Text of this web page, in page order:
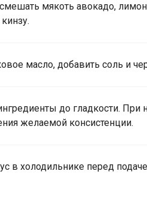
мякоть авокадо,
масло, добавить соль и
до гладкости.
желаемой консистенции.
в холодильнике перед